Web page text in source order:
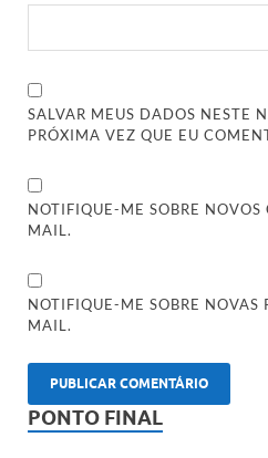
SALVAR MEUS DADOS NESTE
PRÓXIMA VEZ QUE EU
NOTIFIQUE-ME SOBRE NOVOS
MAIL.
NOTIFIQUE-ME SOBRE NOVAS
MAIL.
PONTO FINAL